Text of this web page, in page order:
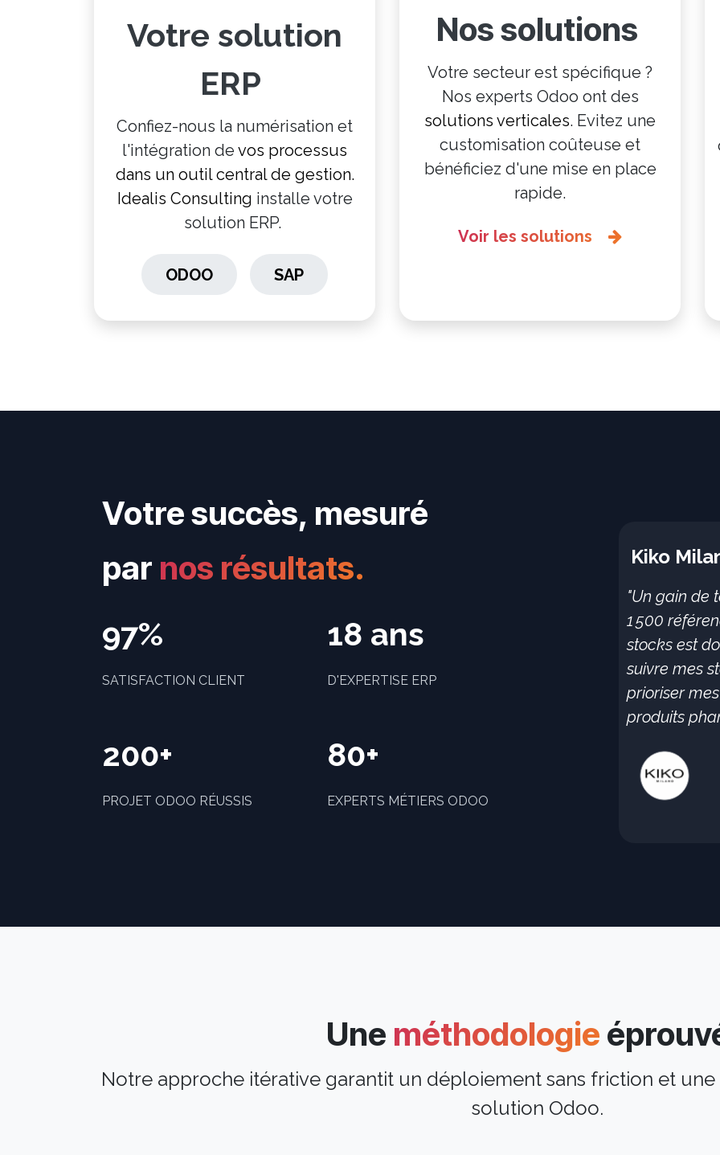
Votre solution
ERP
Confiez-nous la numérisation et
l'intégration de vos processus
dans un outil central de gestion.
Idealis Consulting installe votre
solution ERP.
ODOO SAP
Nos solutions
Votre secteur est spécifique ?
Nos experts Odoo ont des
solutions verticales. Evitez une
customisation coûteuse et
bénéficiez d'une mise en place
rapide.
Voir les solutions
Votre succès, mesuré
par nos résultats.
97%
SATISFACTION CLIENT
18 ans
D'EXPERTISE ERP
200+
PROJET ODOO RÉUSSIS
80+
EXPERTS MÉTIERS ODOO
Kiko
"Un gain de
1 500
stocks est
suivre mes
prioriser
produits
Une méthodologie
Notre approche itérative garantit un déploiement sans friction et
solution Odoo.